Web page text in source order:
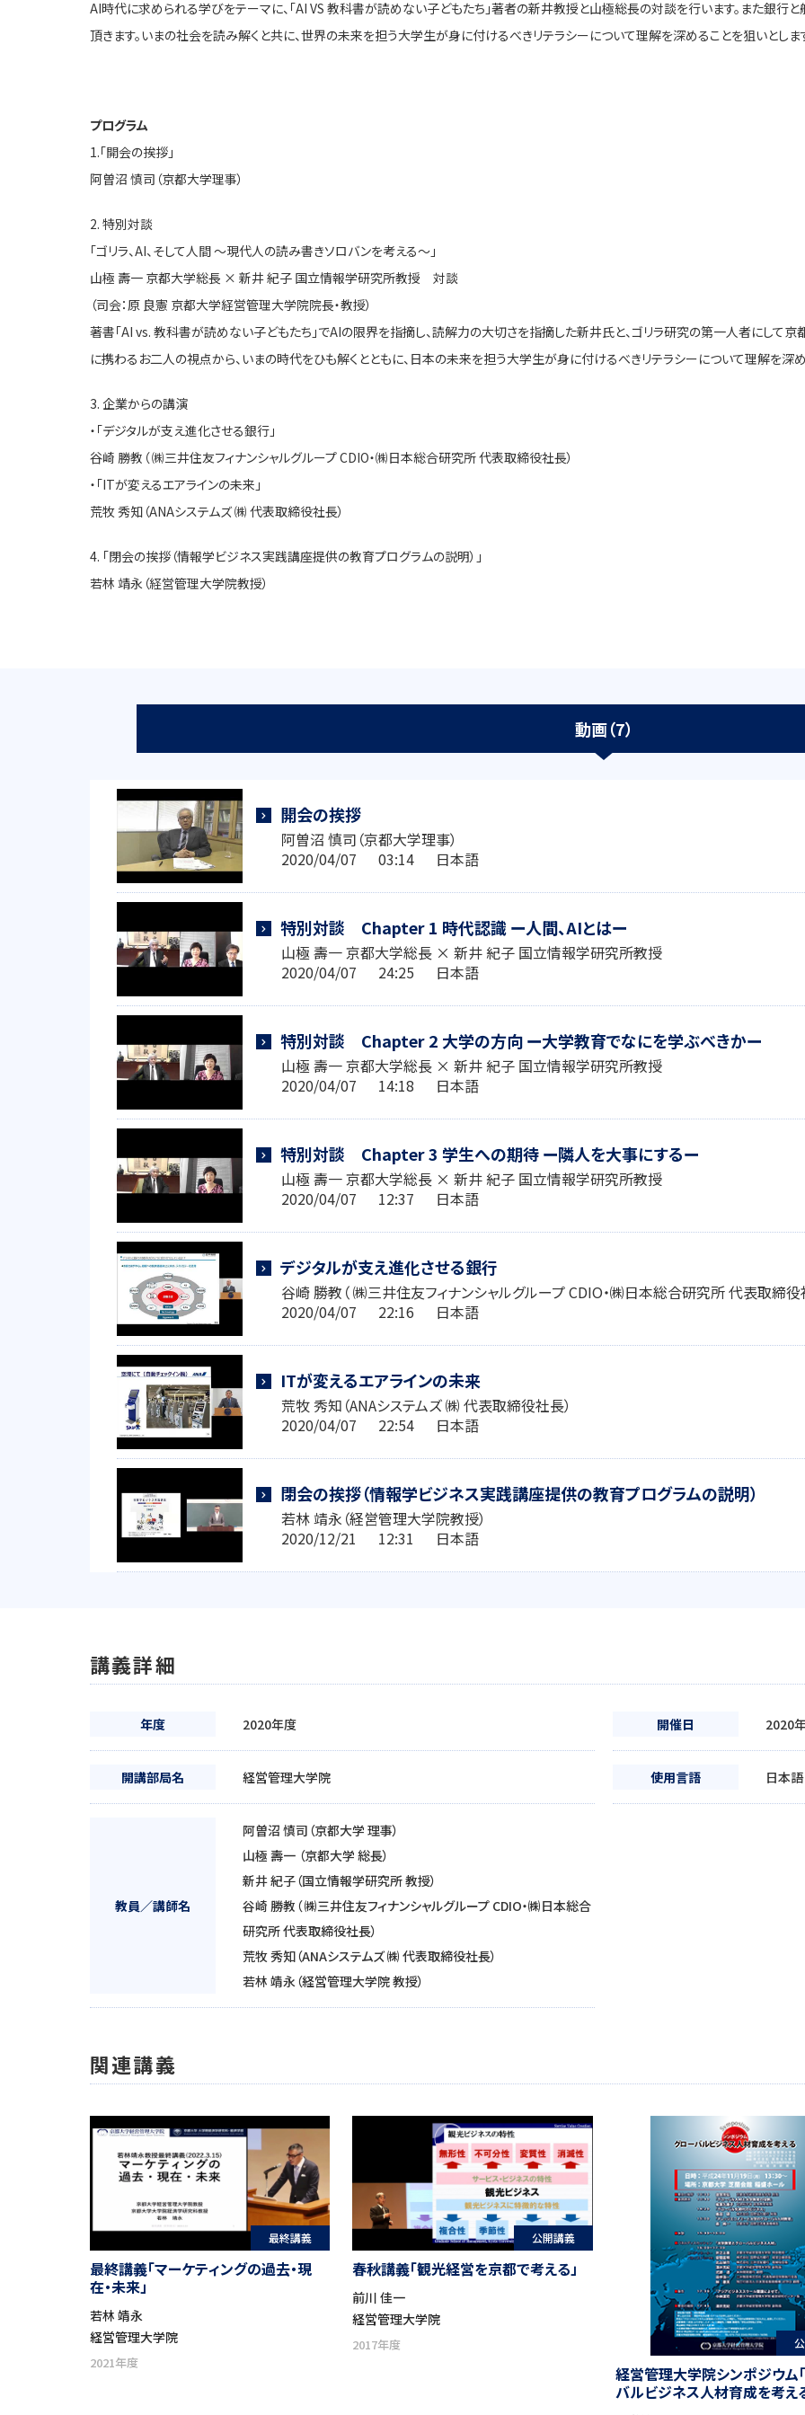
AI時代に求められる学びをテーマに、「AI VS 教科書が読めない子どもたち」著者の新井教授と山極総長の対談を行います。また銀行
頂きます。いまの社会を読み解くと共に、世界の未来を担う大学生が身に付けるべきリテラシーについて理解を深めることを狙いとしま
プログラム
1.「開会の挨拶」
阿曽沼 慎司（京都大学理事）
2. 特別対談
「ゴリラ、AI、そして人間 ～現代人の読み書きソロバンを考える～」
山極 壽一 京都大学総長 × 新井 紀子 国立情報学研究所教授 対談
（司会：原 良憲 京都大学経営管理大学院院長・教授）
著書「AI vs. 教科書が読めない子どもたち」でAIの限界を指摘し、読解力の大切さを指摘した新井氏と、ゴリラ研究の第一人者にして
に携わるお二人の視点から、いまの時代をひも解くとともに、日本の未来を担う大学生が身に付けるべきリテラシーについて理解を深め
3. 企業からの講演
・「デジタルが支え進化させる銀行」
谷崎 勝教（ ㈱三井住友フィナンシャルグループ CDIO・㈱日本総合研究所 代表取締役社長）
・「ITが変えるエアラインの未来」
荒牧 秀知（ANAシステムズ ㈱ 代表取締役社長）
4. 「閉会の挨拶（情報学ビジネス実践講座提供の教育プログラムの説明）」
若林 靖永（経営管理大学院教授）
動画（7）
開会の挨拶
阿曽沼 慎司（京都大学理事）
2020/04/07 03:14 日本語
特別対談 Chapter 1 時代認識 ー人間、AIとはー
山極 壽一 京都大学総長 × 新井 紀子 国立情報学研究所教授
2020/04/07 24:25 日本語
特別対談 Chapter 2 大学の方向 ー大学教育でなにを学ぶべきかー
山極 壽一 京都大学総長 × 新井 紀子 国立情報学研究所教授
2020/04/07 14:18 日本語
特別対談 Chapter 3 学生への期待 ー隣人を大事にするー
山極 壽一 京都大学総長 × 新井 紀子 国立情報学研究所教授
2020/04/07 12:37 日本語
デジタルが支え進化させる銀行
谷崎 勝教（ ㈱三井住友フィナンシャルグループ CDIO・㈱日本総合研究所 代表取締役
2020/04/07 22:16 日本語
ITが変えるエアラインの未来
荒牧 秀知（ANAシステムズ ㈱ 代表取締役社長）
2020/04/07 22:54 日本語
閉会の挨拶（情報学ビジネス実践講座提供の教育プログラムの説明）
若林 靖永（経営管理大学院教授）
2020/12/21 12:31 日本語
講義詳細
年度 2020年度 開催日 2020
開講部局名 経営管理大学院 使用言語 日本語
教員／講師名
阿曽沼 慎司（京都大学 理事）
山極 壽一 （京都大学 総長）
新井 紀子（国立情報学研究所 教授）
谷崎 勝教（ ㈱三井住友フィナンシャルグループ CDIO・㈱日本総合
研究所 代表取締役社長）
荒牧 秀知（ANAシステムズ ㈱ 代表取締役社長）
若林 靖永（経営管理大学院 教授）
関連講義
最終講義
最終講義「マーケティングの過去・現
在・未来」
若林 靖永
経営管理大学院
2021年度
公開講義
春秋講義「観光経営を京都で考える」
前川 佳一
経営管理大学院
2017年度
経営管理大学院シンポジウム
バルビジネス人材育成を考え